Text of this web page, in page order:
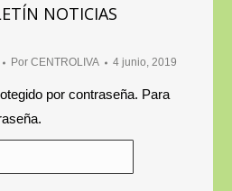
NOTICIAS
Por CENTROLIVA 4 junio, 2019
por contraseña. Para